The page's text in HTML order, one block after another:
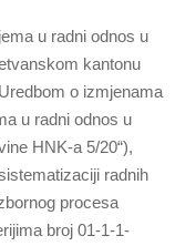
u radni odnos u
kantonu
o izmjenama
u radni odnos u
HNK-a 5/20“),
radnih
procesa
broj 01-1-1-